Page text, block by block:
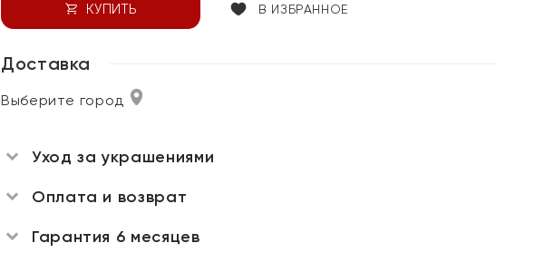
КУПИТЬ В ИЗБРАННОЕ
Доставка
Выберите город
Уход за украшениями
Оплата и возврат
Гарантия 6 месяцев